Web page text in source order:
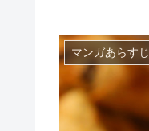
マンガあらすじ